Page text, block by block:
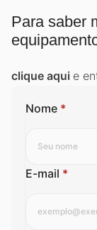
Para saber
clique aqui e
Nome *
E-mail *